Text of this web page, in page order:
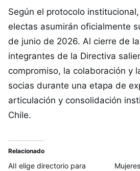
Según el protocolo
electas asumirán oficialmente
de junio de 2026. Al cierre de
integrantes de la Directiva
compromiso, la colaboración y
socias durante una etapa de
articulación y consolidación
Chile.
Relacionado
AII elige directorio para